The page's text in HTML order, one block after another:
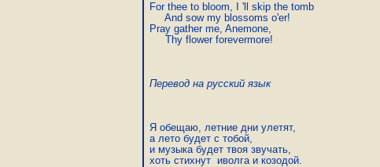
For thee to bloom, I 'll skip the tomb
     And sow my blossoms o'er!
Pray gather me, Anemone,
     Thy flower forevermore!
Перевод на русский язык
Я обещаю, летние дни улетят,
а лето будет с тобой,
и музыка будет твоя звучать,
хоть стихнут  иволга и козодой.